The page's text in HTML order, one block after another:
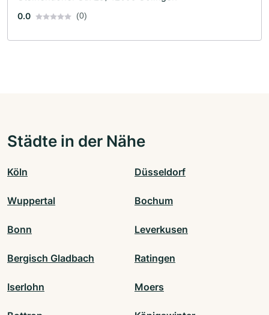
0.0
(0)
Städte in der Nähe
Köln Düsseldorf
Wuppertal Bochum
Bonn Leverkusen
Bergisch Gladbach Ratingen
Iserlohn Moers